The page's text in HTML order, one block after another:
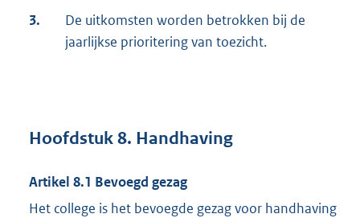
3.
De uitkomsten worden betrokken bij de
jaarlijkse prioritering van toezicht.
Hoofdstuk 8. Handhaving
Artikel 8.1 Bevoegd gezag
Het college is het bevoegde gezag voor handhaving